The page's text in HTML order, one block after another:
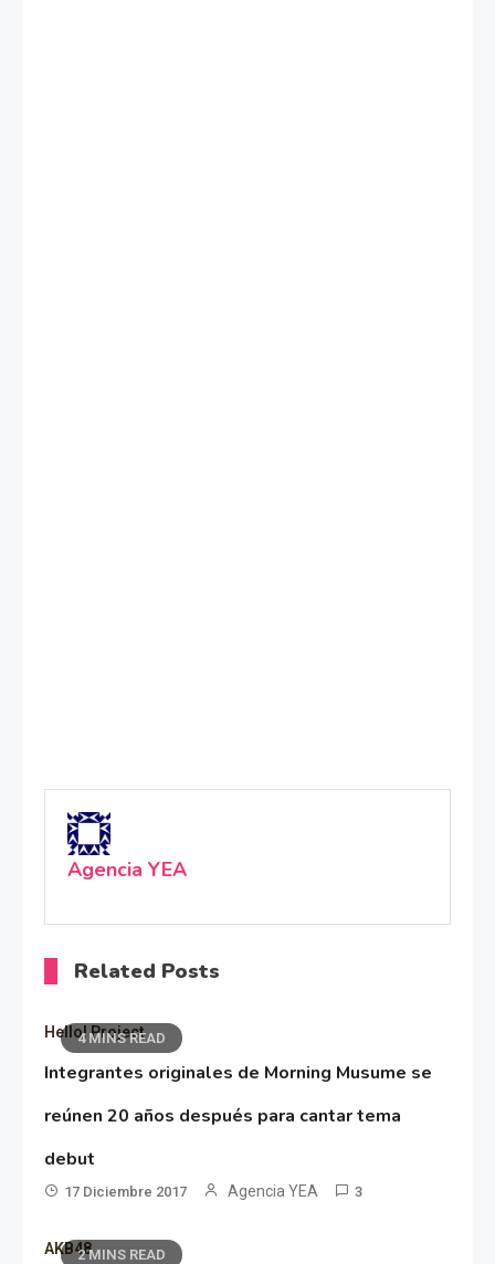
Agencia YEA
Related Posts
4 MINS READ
Hello! Project
Integrantes originales de Morning Musume se
reúnen 20 años después para cantar tema
debut
17 Diciembre 2017 Agencia YEA 3
2 MINS READ
AKB48